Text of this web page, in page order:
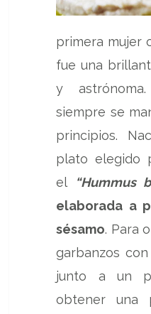
primera mujer
fue una
y
siempre se
principios.
plato elegido
el
“Hummus
elaborada a
sésamo. Para
garbanzos
junto a un
obtener una